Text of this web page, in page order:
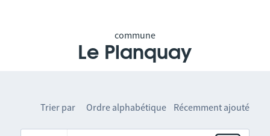
commune
Le Planquay
Trier par Ordre alphabétique Récemment ajouté